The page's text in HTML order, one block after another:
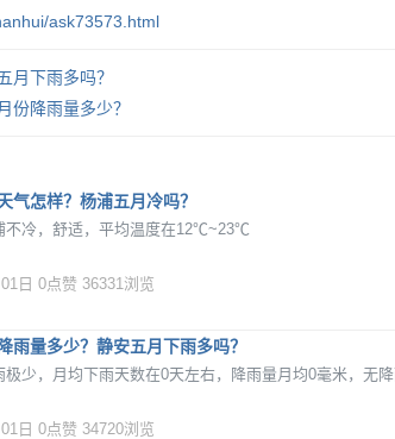
ask73573.html
月下雨多吗？
份降雨量多少？
气怎样？杨浦五月冷吗？
不冷，舒适，平均温度在12℃~23℃
日 0点赞 36331浏览
雨量多少？静安五月下雨多吗？
极少，月均下雨天数在0天左右，降雨量月均0毫米，无
日 0点赞 34720浏览